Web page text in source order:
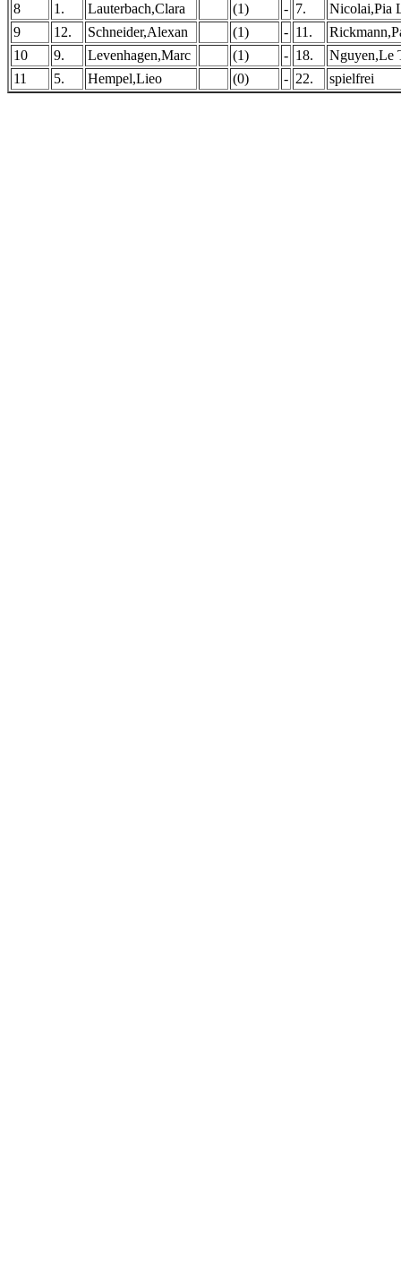
8 1. Lauterbach,Clara (1) - 7.
Nicolai,Pia
9
12. Schneider,Alexan (1) - 11.
10
9. Levenhagen,Marc (1) - 18.
Nguyen,Le
11
5. Hempel,Lieo (0) - 22. spielfrei